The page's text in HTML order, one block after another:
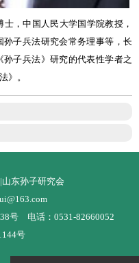
，中国人民大学国学院教授，
子兵法研究会常务理事等，长
子兵法》研究的代表性学者之
》。
东孙子研究会
号 电话：0531-82660052
号